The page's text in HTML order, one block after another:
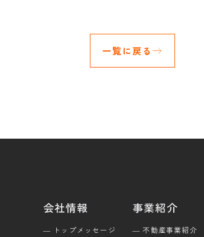
一覧に戻る
会社情報
― トップメッセージ
事業紹介
― 不動産事業紹介